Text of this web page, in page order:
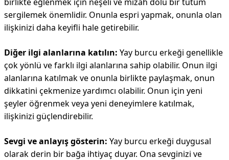
sergilemek önemlidir. Onunla espri yapmak, onunla olan
ilişkinizi daha keyifli hale getirebilir.
Diğer ilgi alanlarına katılın: Yay burcu erkeği genellikle
çok yönlü ve farklı ilgi alanlarına sahip olabilir. Onun ilgi
alanlarına katılmak ve onunla birlikte paylaşmak, onun
dikkatini çekmenize yardımcı olabilir. Onun için yeni
şeyler öğrenmek veya yeni deneyimlere katılmak,
ilişkinizi güçlendirebilir.
Sevgi ve anlayış gösterin: Yay burcu erkeği duygusal
olarak derin bir bağa ihtiyaç duyar. Ona sevginizi ve